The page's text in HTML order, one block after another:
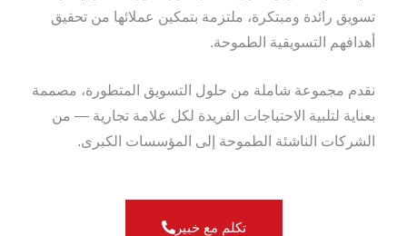
تسويق رائدة ومبتكرة، ملتزمة بتمكين عملائها من تحقيق
أهدافهم التسويقية الطموحة.
نقدم مجموعة شاملة من حلول التسويق المتطورة، مصممة
بعناية لتلبية الاحتياجات الفريدة لكل علامة تجارية — من
الشركات الناشئة الطموحة إلى المؤسسات الكبرى.
تكلم مع خبير